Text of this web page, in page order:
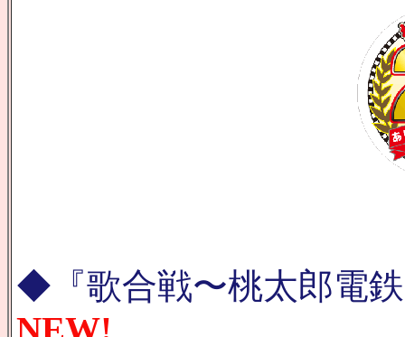
◆『歌合戦〜桃太郎電